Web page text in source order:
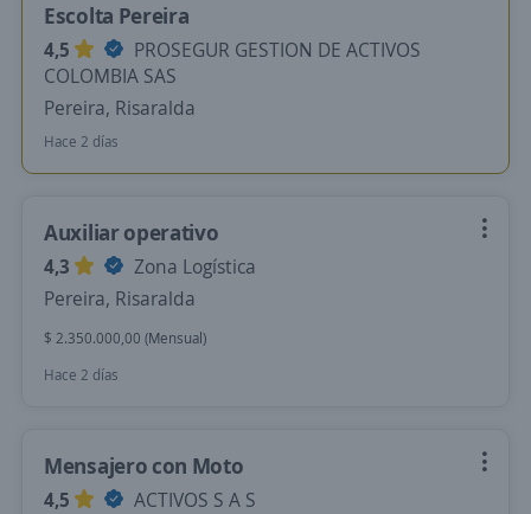
Escolta Pereira
4,5
PROSEGUR GESTION DE ACTIVOS
COLOMBIA SAS
Pereira, Risaralda
Hace 2 días
Auxiliar operativo
4,3
Zona Logística
Pereira, Risaralda
$ 2.350.000,00 (Mensual)
Hace 2 días
Mensajero con Moto
4,5
ACTIVOS S A S